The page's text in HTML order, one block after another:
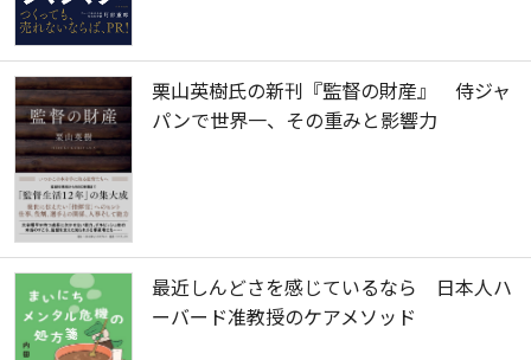
栗山英樹氏の新刊『監督の財産』 侍ジャ
パンで世界一、その重みと影響力
最近しんどさを感じているなら 日本人ハ
ーバード准教授のケアメソッド